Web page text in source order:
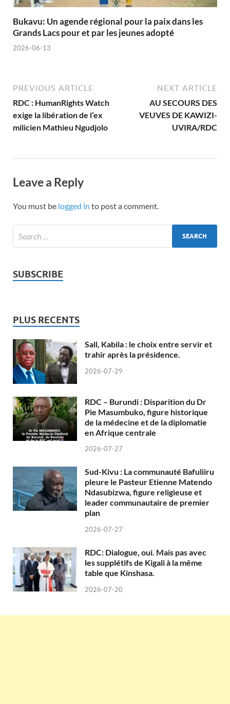
Bukavu: Un agende régional pour la paix dans les
Grands Lacs pour et par les jeunes adopté
2026-06-13
PREVIOUS ARTICLE
RDC : HumanRights Watch
exige la libération de l’ex
milicien Mathieu Ngudjolo
NEXT ARTICLE
AU SECOURS DES
VEUVES DE KAWIZI-
UVIRA/RDC
Leave a Reply
You must be logged in to post a comment.
SUBSCRIBE
PLUS RECENTS
Sall, Kabila : le choix entre servir et
trahir après la présidence.
2026-07-29
RDC – Burundi : Disparition du Dr
Pie Masumbuko, figure historique
de la médecine et de la diplomatie
en Afrique centrale
2026-07-27
Sud-Kivu : La communauté Bafuliiru
pleure le Pasteur Etienne Matendo
Ndasubizwa, figure religieuse et
leader communautaire de premier
plan
2026-07-27
RDC: Dialogue, oui. Mais pas avec
les supplétifs de Kigali à la même
table que Kinshasa.
2026-07-20